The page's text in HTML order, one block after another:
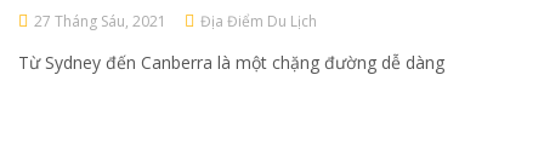
27 Tháng Sáu, 2021 Địa Điểm Du Lịch
Từ Sydney đến Canberra là một chặng đường dễ dàng